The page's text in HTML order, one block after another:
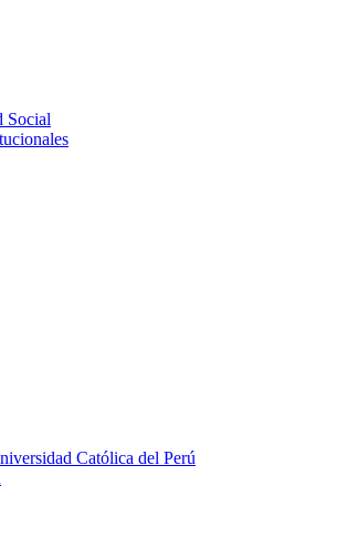
Social
Católica del Perú